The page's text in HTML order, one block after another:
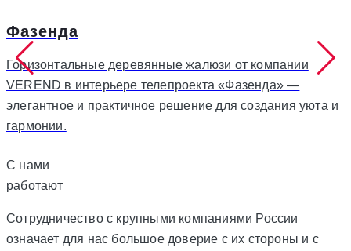
Фазенда
Горизонтальные деревянные жалюзи от компании
VEREND в интерьере телепроекта «Фазенда» —
элегантное и практичное решение для создания уюта и
гармонии.
С нами
работают
Сотрудничество с крупными компаниями России
означает для нас большое доверие с их стороны и с